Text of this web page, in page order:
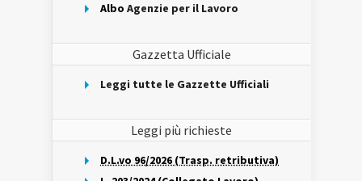
Albo Agenzie per il Lavoro
Gazzetta Ufficiale
Leggi tutte le Gazzette Ufficiali
Leggi più richieste
D.L.vo 96/2026 (Trasp. retributiva)